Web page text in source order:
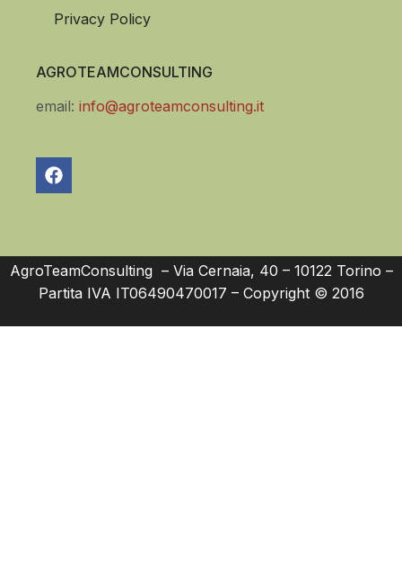
Privacy Policy
AGROTEAMCONSULTING
email: info@agroteamconsulting.it
AgroTeamConsulting – Via Cernaia, 40 – 10122 Torino –
Partita IVA IT06490470017 – Copyright © 2016